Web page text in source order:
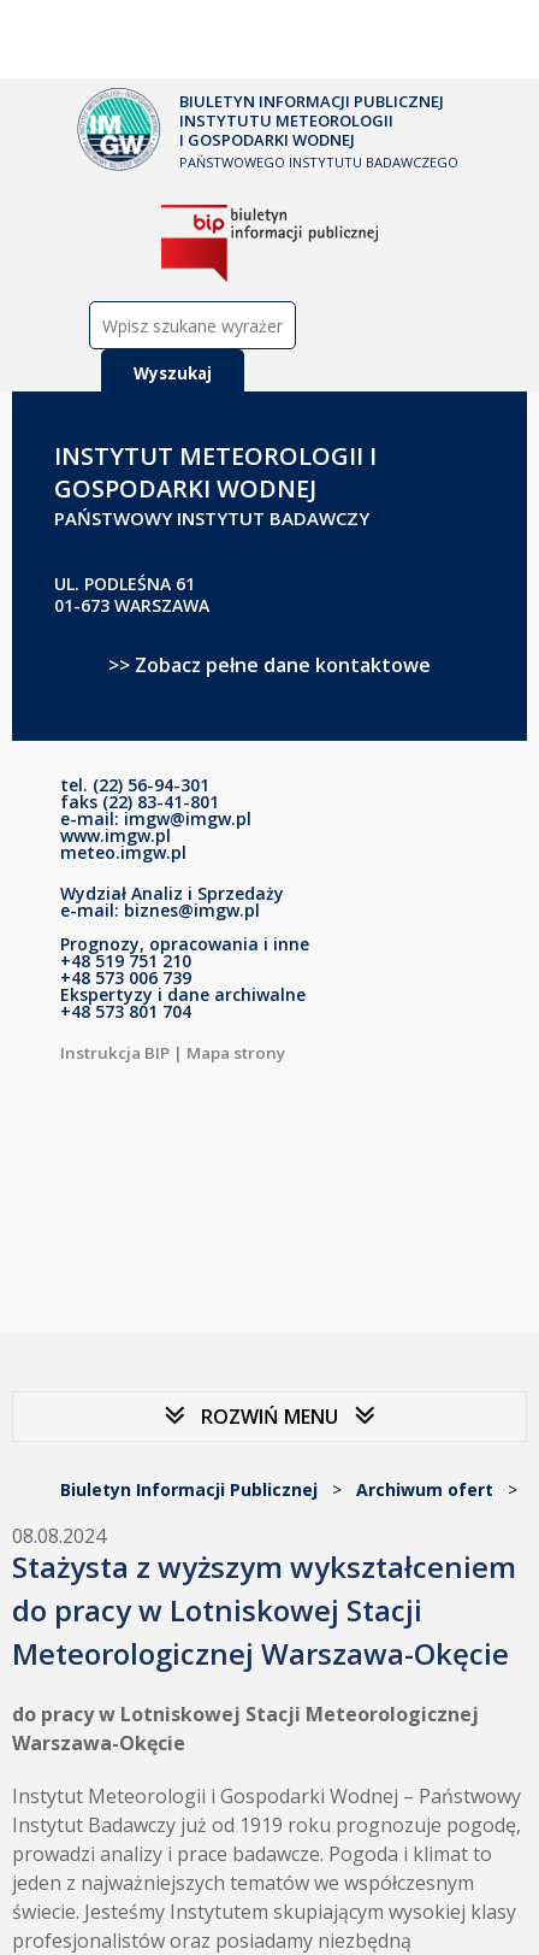
BIULETYN INFORMACJI PUBLICZNEJ
INSTYTUTU METEOROLOGII
I GOSPODARKI WODNEJ
PAŃSTWOWEGO INSTYTUTU BADAWCZEGO
INSTYTUT METEOROLOGII I
GOSPODARKI WODNEJ
PAŃSTWOWY INSTYTUT BADAWCZY
UL. PODLEŚNA 61
01-673 WARSZAWA
>> Zobacz pełne dane kontaktowe
tel. (22) 56-94-301
faks (22) 83-41-801
e-mail: imgw@imgw.pl
www.imgw.pl
meteo.imgw.pl
Wydział Analiz i Sprzedaży
e-mail: biznes@imgw.pl
Prognozy, opracowania i inne
+48 519 751 210
+48 573 006 739
Ekspertyzy i dane archiwalne
+48 573 801 704
Instrukcja BIP | Mapa strony
ROZWIŃ MENU
Biuletyn Informacji Publicznej > Archiwum ofert >
08.08.2024
Stażysta z wyższym wykształceniem
do pracy w Lotniskowej Stacji
Meteorologicznej Warszawa-Okęcie
do pracy w Lotniskowej Stacji Meteorologicznej
Warszawa-Okęcie
Instytut Meteorologii i Gospodarki Wodnej – Państwowy
Instytut Badawczy już od 1919 roku prognozuje pogodę,
prowadzi analizy i prace badawcze. Pogoda i klimat to
jeden z najważniejszych tematów we współczesnym
świecie. Jesteśmy Instytutem skupiającym wysokiej klasy
profesjonalistów oraz posiadamy niezbędną